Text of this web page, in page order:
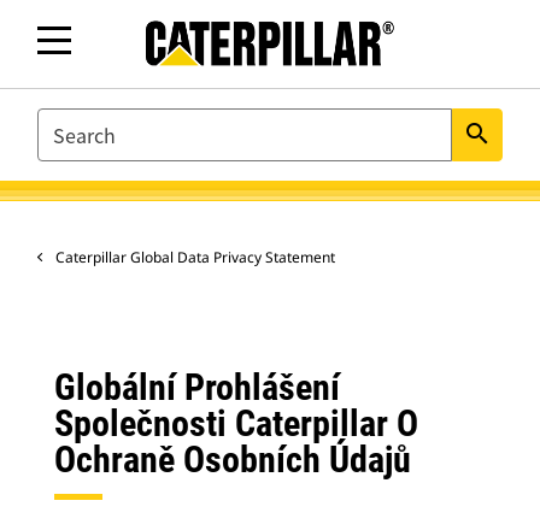
SEARCH search
Caterpillar Global Data Privacy Statement
Globální Prohlášení
Společnosti Caterpillar O
Ochraně Osobních Údajů